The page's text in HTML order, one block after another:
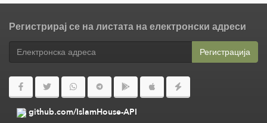
Регистрирај се на листата на електронски адреси
Регистрација
github.com/IslamHouse-API